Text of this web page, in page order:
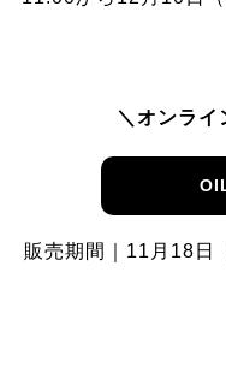
＼オンライ
販売期間｜11月18日